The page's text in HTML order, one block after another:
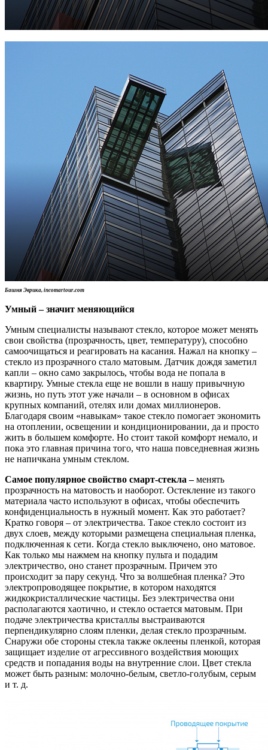
Башня Эврика, incomartour.com
Умный – значит меняющийся
Умным специалисты называют стекло, которое может менять
свои свойства (прозрачность, цвет, температуру), способно
самоочищаться и реагировать на касания. Нажал на кнопку –
стекло из прозрачного стало матовым. Датчик дождя заметил
капли – окно само закрылось, чтобы вода не попала в
квартиру. Умные стекла еще не вошли в нашу привычную
жизнь, но путь этот уже начали – в основном в офисах
крупных компаний, отелях или домах миллионеров.
Благодаря своим «навыкам» такое стекло помогает экономить
на отоплении, освещении и кондиционировании, да и просто
жить в большем комфорте. Но стоит такой комфорт немало, и
пока это главная причина того, что наша повседневная жизнь
не напичкана умным стеклом.
Самое популярное свойство смарт-стекла –менять
прозрачность на матовость и наоборот. Остекление из такого
материала часто используют в офисах, чтобы обеспечить
конфиденциальность в нужный момент. Как это работает?
Кратко говоря – от электричества. Такое стекло состоит из
двух слоев, между которыми размещена специальная пленка,
подключенная к сети. Когда стекло выключено, оно матовое.
Как только мы нажмем на кнопку пульта и подадим
электричество, оно станет прозрачным. Причем это
происходит за пару секунд. Что за волшебная пленка? Это
электропроводящее покрытие, в котором находятся
жидкокристаллические частицы. Без электричества они
располагаются хаотично, и стекло остается матовым. При
подаче электричества кристаллы выстраиваются
перпендикулярно слоям пленки, делая стекло прозрачным.
Снаружи обе стороны стекла также оклеены пленкой, которая
защищает изделие от агрессивного воздействия моющих
средств и попадания воды на внутренние слои. Цвет стекла
может быть разным: молочно-белым, светло-голубым, серым
и т. д.